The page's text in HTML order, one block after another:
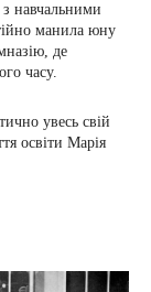
з навчальними
манила юну
де
часу.
увесь свій
освіти Марія